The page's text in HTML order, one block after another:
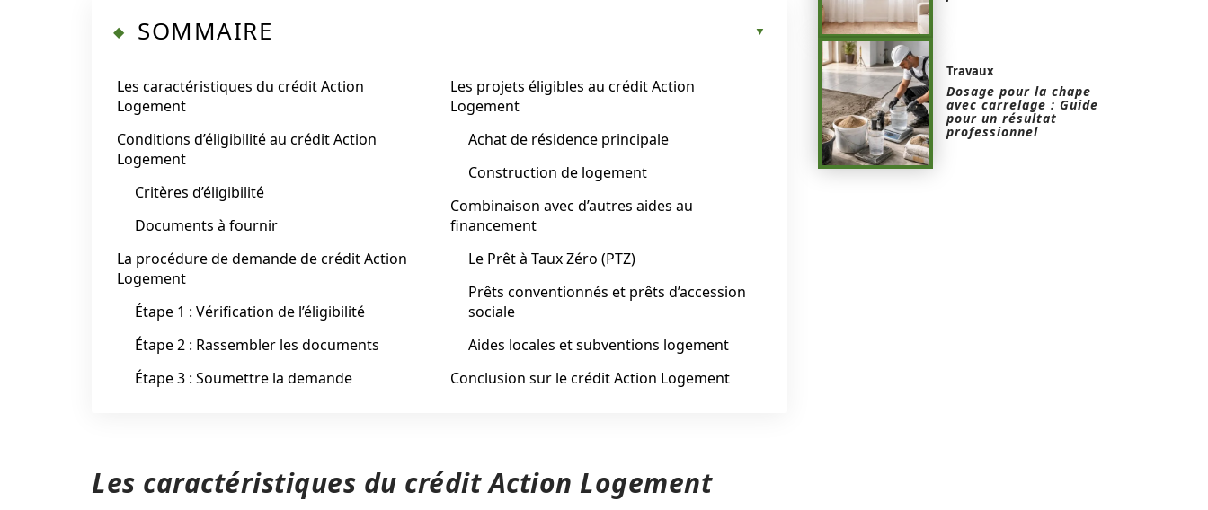
SOMMAIRE
Les caractéristiques du crédit Action
Logement
Conditions d’éligibilité au crédit Action
Logement
Critères d’éligibilité
Documents à fournir
La procédure de demande de crédit Action
Logement
Étape 1 : Vérification de l’éligibilité
Étape 2 : Rassembler les documents
Étape 3 : Soumettre la demande
Les projets éligibles au crédit Action
Logement
Achat de résidence principale
Construction de logement
Combinaison avec d’autres aides au
financement
Le Prêt à Taux Zéro (PTZ)
Prêts conventionnés et prêts d’accession
sociale
Aides locales et subventions logement
Conclusion sur le crédit Action Logement
Les caractéristiques du crédit Action Logement
Travaux
Dosage pour la chape
avec carrelage : Guide
pour un résultat
professionnel